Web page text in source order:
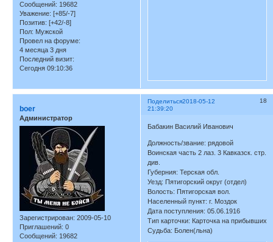
Сообщений: 19682
Уважение: [+85/-7]
Позитив: [+42/-8]
Пол: Мужской
Провел на форуме:
4 месяца 3 дня
Последний визит:
Сегодня 09:10:36
Поделиться 18
2018-05-12
21:39:20
boer
Администратор
Зарегистрирован: 2009-05-10
Приглашений: 0
Сообщений: 19682
Бабакин Василий Иванович
Должность/звание: рядовой
Воинская часть 2 лаз. 3 Кавказск. стр.
див.
Губерния: Терская обл.
Уезд: Пятигорский округ (отдел)
Волость: Пятигорская вол.
Населенный пункт: г. Моздок
Дата поступления: 05.06.1916
Тип карточки: Карточка на прибывших
Судьба: Болен(льна)